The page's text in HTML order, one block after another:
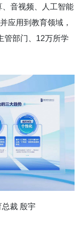
音视频、人工智能
应用到教育领域，
管部门、12万所学
裁 殷宇